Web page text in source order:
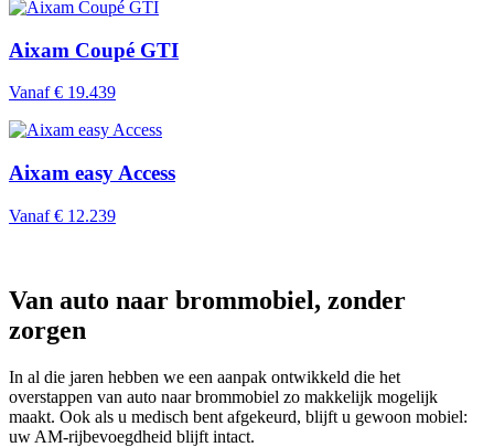
Aixam Coupé GTI
Vanaf € 19.439
Aixam easy Access
Vanaf € 12.239
Van auto naar brommobiel, zonder
zorgen
In al die jaren hebben we een aanpak ontwikkeld die het
overstappen van auto naar brommobiel zo makkelijk mogelijk
maakt. Ook als u medisch bent afgekeurd, blijft u gewoon mobiel:
uw AM-rijbevoegdheid blijft intact.